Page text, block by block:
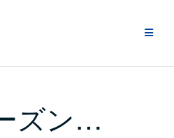
ズン…